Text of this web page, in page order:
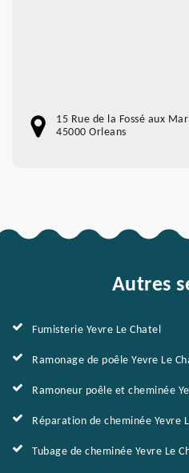
15 Rue de la Fossé aux
45000 Orleans
Autres
Fumisterie Yevre Le Chatel
Ramonage de poêle Yevre Le
Ramoneur poêle et cheminée
Réparation de cheminée Yevre
Tubage de cheminée Yevre Le